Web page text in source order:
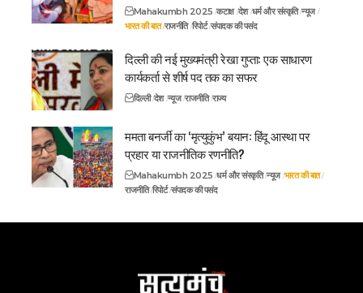
Mahakumbh 2025 कटाक्ष देश धर्म और संस्कृति न्यूज
भारत की बात राजनीति रिपोर्ट संपादक की पसंद
दिल्ली की नई मुख्यमंत्री रेखा गुप्ता: एक साधारण
कार्यकर्ता से शीर्ष पद तक का सफर
दिल्ली देश न्यूज राजनीति राज्य
ममता बनर्जी का ‘मृत्युकुंभ’ बयान: हिंदू आस्था पर
प्रहार या राजनीतिक रणनीति?
Mahakumbh 2025 धर्म और संस्कृति न्यूज भारत की बात
राजनीति रिपोर्ट संपादक की पसंद